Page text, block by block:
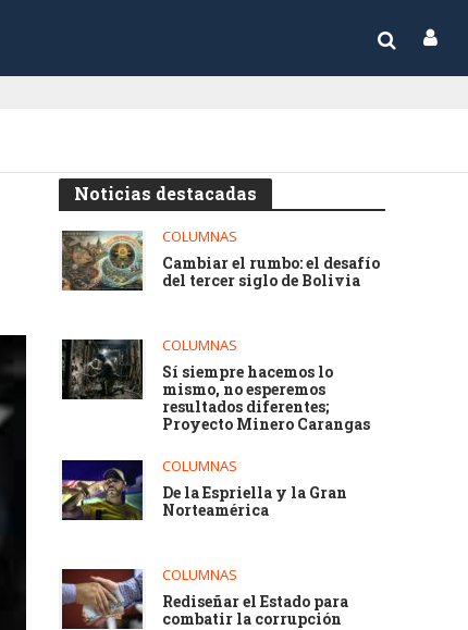
Noticias destacadas
COLUMNAS
Cambiar el rumbo: el desafío
del tercer siglo de Bolivia
COLUMNAS
Sí siempre hacemos lo
mismo, no esperemos
resultados diferentes;
Proyecto Minero Carangas
COLUMNAS
De la Espriella y la Gran
Norteamérica
COLUMNAS
Rediseñar el Estado para
combatir la corrupción